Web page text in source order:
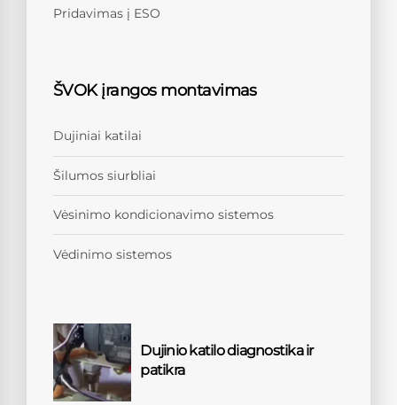
Pridavimas į ESO
ŠVOK įrangos montavimas
Dujiniai katilai
Šilumos siurbliai
Vėsinimo kondicionavimo sistemos
Vėdinimo sistemos
Dujinio katilo diagnostika ir
patikra